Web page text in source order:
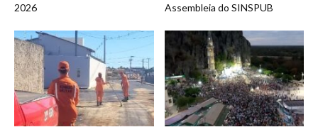
2026
Assembleia do SINSPUB